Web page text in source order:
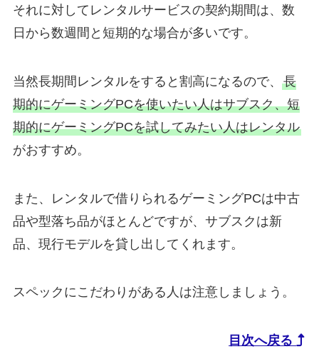
それに対してレンタルサービスの契約期間は、数
日から数週間と短期的な場合が多いです。
当然長期間レンタルをすると割高になるので、 長
期的にゲーミングPCを使いたい人はサブスク、短
期的にゲーミングPCを試してみたい人はレンタル
がおすすめ。
また、レンタルで借りられるゲーミングPCは中古
品や型落ち品がほとんどですが、サブスクは新
品、現行モデルを貸し出してくれます。
スペックにこだわりがある人は注意しましょう。
目次へ戻る